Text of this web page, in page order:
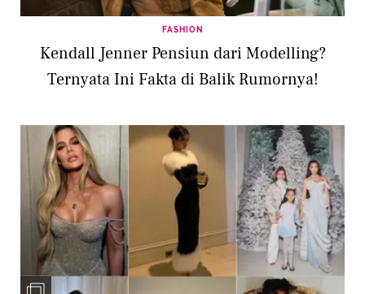
FASHION
Kendall Jenner Pensiun dari Modelling?
Ternyata Ini Fakta di Balik Rumornya!